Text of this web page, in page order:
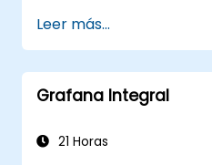
de datos.
Emplear el
Grafana para
complejas.
escalar Grafana,
Leer más...
Grafana Integral
21 Horas